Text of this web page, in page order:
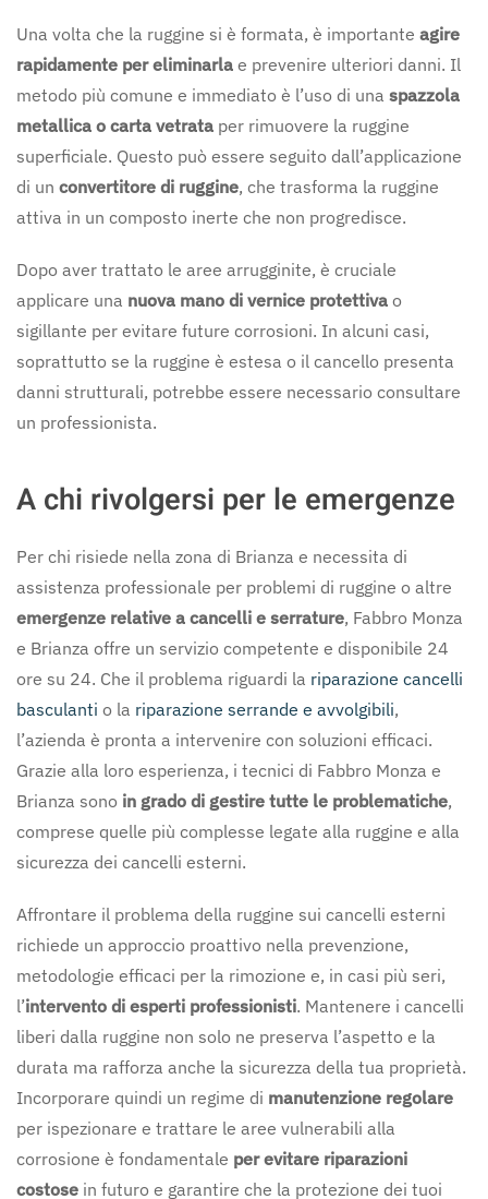
Una volta che la ruggine si è formata, è importante agire
rapidamente per eliminarla e prevenire ulteriori danni. Il
metodo più comune e immediato è l’uso di una spazzola
metallica o carta vetrata per rimuovere la ruggine
superficiale. Questo può essere seguito dall’applicazione
di un convertitore di ruggine, che trasforma la ruggine
attiva in un composto inerte che non progredisce.
Dopo aver trattato le aree arrugginite, è cruciale
applicare una nuova mano di vernice protettiva o
sigillante per evitare future corrosioni. In alcuni casi,
soprattutto se la ruggine è estesa o il cancello presenta
danni strutturali, potrebbe essere necessario consultare
un professionista.
A chi rivolgersi per le emergenze
Per chi risiede nella zona di Brianza e necessita di
assistenza professionale per problemi di ruggine o altre
emergenze relative a cancelli e serrature, Fabbro Monza
e Brianza offre un servizio competente e disponibile 24
ore su 24. Che il problema riguardi la riparazione cancelli
basculanti o la riparazione serrande e avvolgibili,
l’azienda è pronta a intervenire con soluzioni efficaci.
Grazie alla loro esperienza, i tecnici di Fabbro Monza e
Brianza sono in grado di gestire tutte le problematiche,
comprese quelle più complesse legate alla ruggine e alla
sicurezza dei cancelli esterni.
Affrontare il problema della ruggine sui cancelli esterni
richiede un approccio proattivo nella prevenzione,
metodologie efficaci per la rimozione e, in casi più seri,
l’intervento di esperti professionisti. Mantenere i cancelli
liberi dalla ruggine non solo ne preserva l’aspetto e la
durata ma rafforza anche la sicurezza della tua proprietà.
Incorporare quindi un regime di manutenzione regolare
per ispezionare e trattare le aree vulnerabili alla
corrosione è fondamentale per evitare riparazioni
costose in futuro e garantire che la protezione dei tuoi